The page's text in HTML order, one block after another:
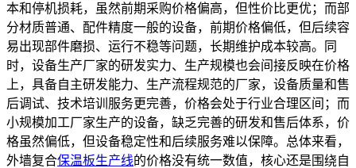
本和停机损耗，虽然前期采购价格偏高，但性价比更优；而部
分材质普通、配件精度一般的设备，前期价格偏低，但后续容
易出现部件磨损、运行不稳等问题，长期维护成本较高。同
时，设备生产厂家的研发实力、生产规模也会间接反映在价格
上，具备自主研发能力、生产流程规范的厂家，设备质量和售
后调试、技术培训服务更完善，价格会处于行业合理区间；而
小规模加工厂家生产的设备，缺乏完善的研发和售后体系，价
格虽然偏低，但设备稳定性和后续服务难以保障。总体来看，
外墙复合保温板生产线的价格没有统一数值，核心还是围绕自